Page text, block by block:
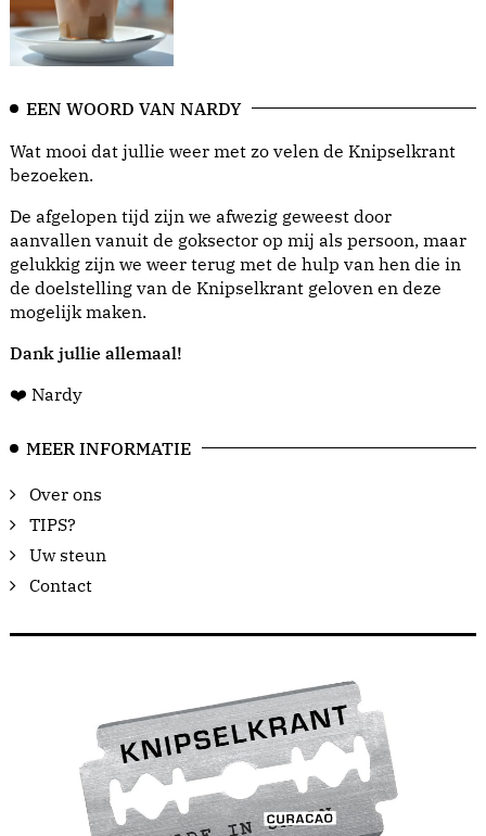
EEN WOORD VAN NARDY
Wat mooi dat jullie weer met zo velen de Knipselkrant
bezoeken.
De afgelopen tijd zijn we afwezig geweest door
aanvallen vanuit de goksector op mij als persoon, maar
gelukkig zijn we weer terug met de hulp van hen die in
de doelstelling van de Knipselkrant geloven en deze
mogelijk maken.
Dank jullie allemaal!
❤️ Nardy
MEER INFORMATIE
Over ons
TIPS?
Uw steun
Contact